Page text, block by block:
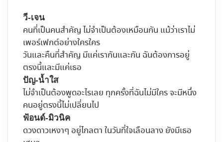
วี-เจน
คนที่เป็นคนสำคัญ ไม่จำเป็นต้องเหมือนกัน แม้ว่าเราไม่
เพอร์เฟกต์อย่างใครใคร
วันและคืนที่สำคัญ มีแค่เรากันและกัน ฉันต้องการอยู่
ตรงนี้และมีแค่เธอ
ปัญ-น้ำใส
ไม่จำเป็นต้องพูดอะไรเลย ทุกครั้งที่ฉันไม่มีใคร จะมีหนึ่ง
คนอยู่ตรงนี้ไม่เปลี่ยนไป
ฟ้อนด์-มิวนิค
ดวงดาวเหงาๆ อยู่ไกลตา ในวันที่ใจเลือนลาง ยังมีเธอ